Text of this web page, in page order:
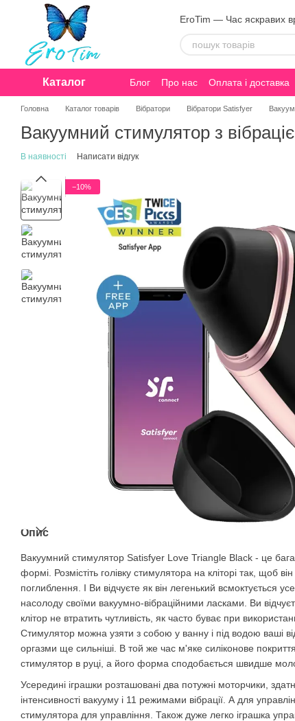
Перейти до основного контенту
EroTim — Час яскравих
Каталог Блог Про нас Оплата і доставка
Конфіденційність
Головна Каталог товарів Вібратори Вібратори Satisfyer
Вакуумний стимулятор з
В наявності Написати відгук
−10%
Опис
Вакуумний стимулятор Satisfyer Love Triangle Black - це
формі. Розмістіть голівку стимулятора на кліторі так, щоб
поглиблення. І Ви відчуєте як він легенький всмоктується
насолоду своїми вакуумно-вібраційними ласками. Ви
клітор не втратить чутливість, як часто буває при
Стимулятор можна узяти з собою у ванну і під водою ваші
оргазми ще сильніші. В той же час м'яке силіконове
стимулятор в руці, а його форма сподобається швидше
Усередині іграшки розташовані два потужні моторчики,
інтенсивності вакууму і 11 режимами вібрації. А для
стимулятора для управління. Також дуже легко іграшка